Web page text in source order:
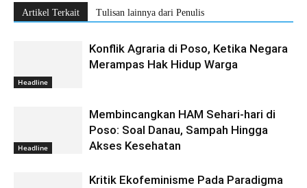
Artikel Terkait Tulisan lainnya dari Penulis
Headline
Konflik Agraria di Poso, Ketika Negara
Merampas Hak Hidup Warga
Headline
Membincangkan HAM Sehari-hari di
Poso: Soal Danau, Sampah Hingga
Akses Kesehatan
Kritik Ekofeminisme Pada Paradigma